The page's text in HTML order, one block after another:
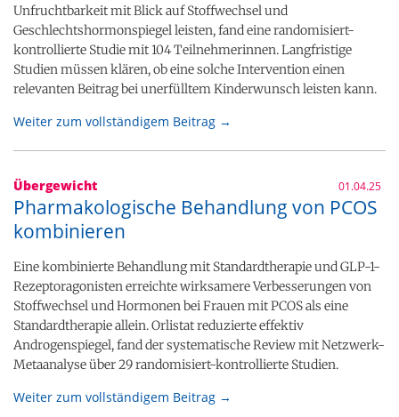
Unfruchtbarkeit mit Blick auf Stoffwechsel und
Geschlechtshormonspiegel leisten, fand eine randomisiert-
kontrollierte Studie mit 104 Teilnehmerinnen. Langfristige
Studien müssen klären, ob eine solche Intervention einen
relevanten Beitrag bei unerfülltem Kinderwunsch leisten kann.
Weiter zum vollständigem Beitrag →
Übergewicht 01.04.25
Pharmakologische Behandlung von PCOS
kombinieren
Eine kombinierte Behandlung mit Standardtherapie und GLP-1-
Rezeptoragonisten erreichte wirksamere Verbesserungen von
Stoffwechsel und Hormonen bei Frauen mit PCOS als eine
Standardtherapie allein. Orlistat reduzierte effektiv
Androgenspiegel, fand der systematische Review mit Netzwerk-
Metaanalyse über 29 randomisiert-kontrollierte Studien.
Weiter zum vollständigem Beitrag →